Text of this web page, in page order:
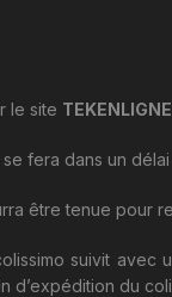
le site TEKENLIGNE
fera dans un
être tenue pour
suivit avec
d’expédition du